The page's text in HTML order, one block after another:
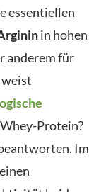
essentiellen
in hohen
anderem für
Protein?
Im